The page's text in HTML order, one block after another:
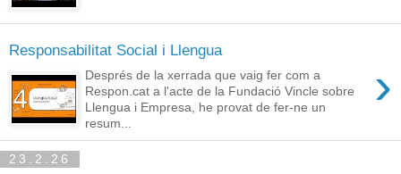
Responsabilitat Social i Llengua
›
Després de la xerrada que vaig fer com a
Respon.cat a l'acte de la Fundació Vincle sobre
Llengua i Empresa, he provat de fer-ne un
resum...
23.2.26